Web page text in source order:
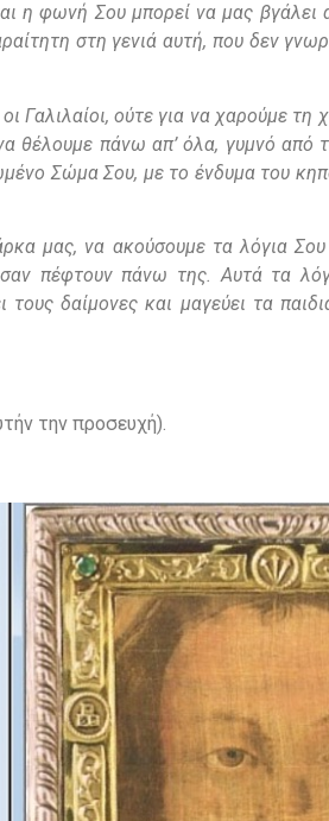
η φωνή Σου μπορεί να μας
στη γενιά αυτή, που δεν
Γαλιλαίοι, ούτε για να χαρούμε
θέλουμε πάνω απ’ όλα, γυμνό από
Σώμα Σου, με το ένδυμα του
μας, να ακούσουμε τα λόγια
πέφτουν πάνω της. Αυτά τα
δαίμονες και μαγεύει τα
την προσευχή).